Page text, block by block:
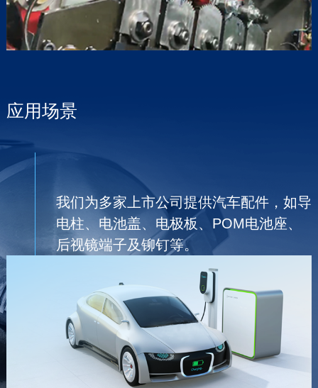
应用场景
我们为多家上市公司提供汽车配件，如导
电柱、电池盖、电极板、POM电池座、
后视镜端子及铆钉等。